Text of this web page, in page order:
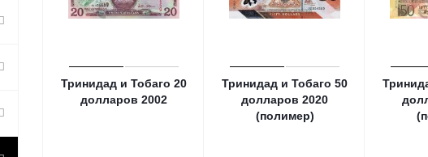
Тринидад и Тобаго 20
долларов 2002
Тринидад и Тобаго 50
долларов 2020
(полимер)